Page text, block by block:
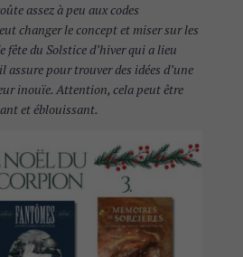
assez à peu aux codes
changer le concept et miser sur les
fête du Solstice d’hiver qui a lieu
assure pour trouver des idées d’une
inouïe. Attention, cela peut être
et éblouissant.